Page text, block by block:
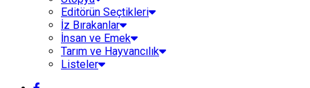
Editörün Seçtikleri
İz Bırakanlar
İnsan ve Emek
Tarım ve Hayvancılık
Listeler